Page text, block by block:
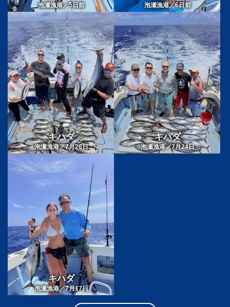
泡瀬漁港／5日前 泡瀬漁港／6日前
キハダ
泡瀬漁港／7月26日
キハダ
泡瀬漁港／7月24日
キハダ
泡瀬漁港／7月17日